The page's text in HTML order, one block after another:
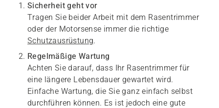
Sicherheit geht vor
Tragen Sie beider Arbeit mit dem Rasentrimmer
oder der Motorsense immer die richtige
Schutzausrüstung.
Regelmäßige Wartung
Achten Sie darauf, dass Ihr Rasentrimmer für
eine längere Lebensdauer gewartet wird.
Einfache Wartung, die Sie ganz einfach selbst
durchführen können. Es ist jedoch eine gute